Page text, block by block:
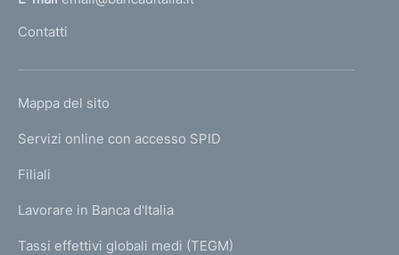
o
'
m
e
a
g
Contatti
L
N
K
T
I
Mappa del sito
Servizi online con accesso SPID
Filiali
Lavorare in Banca d'Italia
Tassi effettivi globali medi (TEGM)